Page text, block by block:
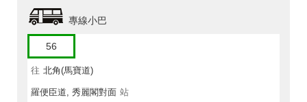
專線小巴
56
往 北角(馬寶道)
羅便臣道, 秀麗閣對面 站